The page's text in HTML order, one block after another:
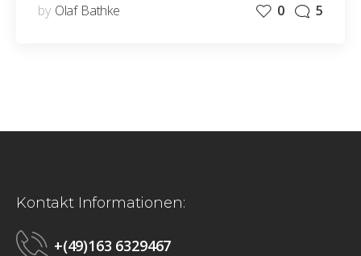
by Olaf Bathke 0 5
Kontakt Informationen:
+(49)163 6329467